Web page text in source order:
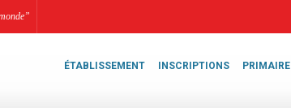
ÉTABLISSEMENT INSCRIPTIONS PRIMAIRE